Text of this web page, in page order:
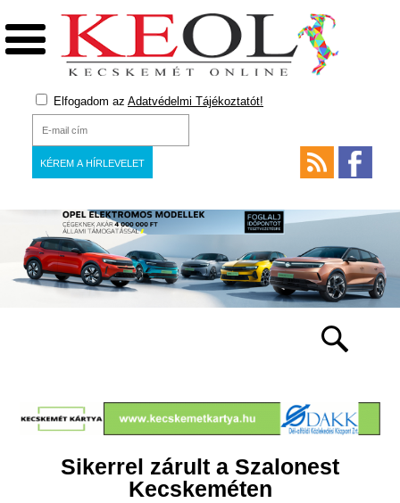
Elfogadom az Adatvédelmi Tájékoztatót!
Sikerrel zárult a Szalonest
Kecskeméten